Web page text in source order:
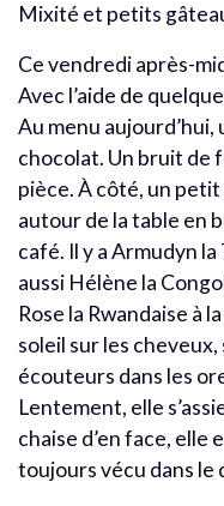
Mixité et petits
Ce vendredi après-
Avec l’aide de
Au menu
chocolat. Un bruit de
pièce. À côté, un
autour de la table en
café. Il y a Armudyn
aussi Hélène la
Rose la Rwandaise à
soleil sur les cheveux,
écouteurs dans les
Lentement, elle
chaise d’en face, elle
toujours vécu dans le